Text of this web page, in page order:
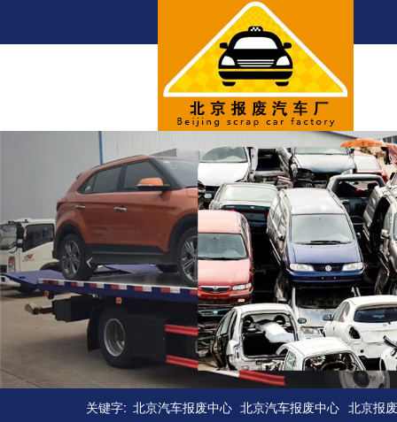
关键字: 北京汽车报废中心 北京汽车报废中心 北京报